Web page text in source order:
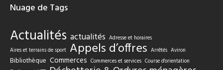
Nuage de Tags
Actualités actualités Adresse et horaires
Aires et terrains de sport Appels d’offres Arrêtés Aviron
Bibliothèque Commerces Commerces et services Course d'orientation